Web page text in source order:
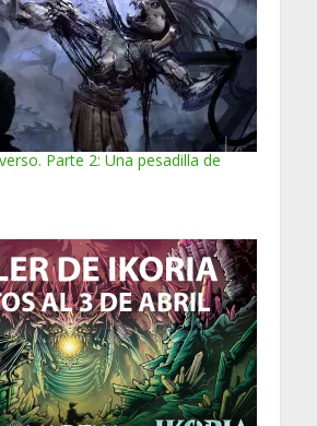
Parte 2: Una pesadilla de